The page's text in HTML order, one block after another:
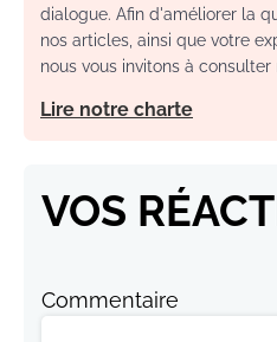
dialogue. Afin d'améliorer la
nos articles, ainsi que votre
nous vous invitons à consulter
Lire notre charte
VOS
Commentaire